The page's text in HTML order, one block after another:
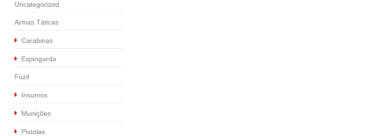
Uncategorized
Armas Táticas
Carabinas
Espingarda
Fuzil
Insumos
Munições
Pistolas